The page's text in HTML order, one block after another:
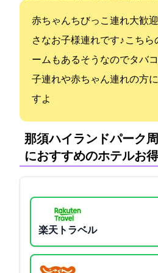
赤ちゃんちびっこ連れ大歓
さなお子様連れです♪ こち
ームもあるそうなのでタバ
子連れや赤ちゃん連れの方
すよ
那須ハイランドパーク
におすすめのホテル:お
楽天トラベル